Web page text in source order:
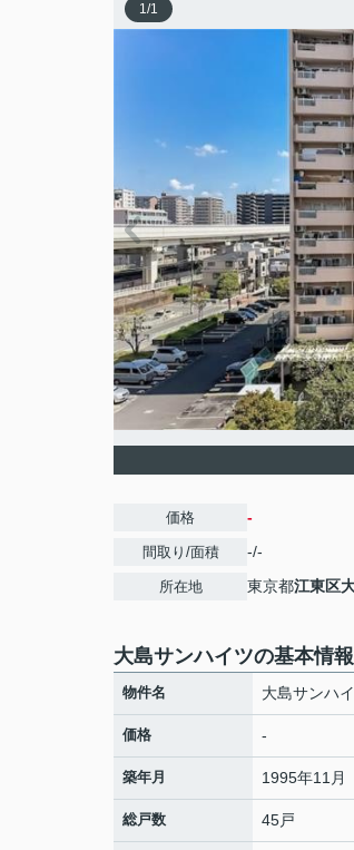
1/1
価格 -
間取り/面積 -/-
所在地 東京都江東区
大島サンハイツの基本情報
物件名 大島サンハ
価格 -
築年月 1995年11月
総戸数 45戸